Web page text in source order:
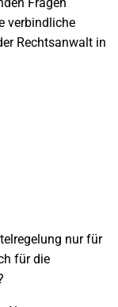
verbindliche
Rechtsanwalt in
nur für
für die